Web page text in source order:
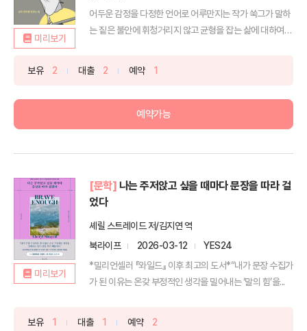
미리보기
어두운 감정을 다정한 언어로 어루만지는 작가 쑥그가 말하
는 짙은 불안에 휘청거리지 않고 균형을 잡는 삶에 대하여
보유 2 대출 2 예약 1
예약가능
미리보기
[문학] 나는 주저앉고 싶을 때마다 문장을 따라 걸
었다
셰릴 스트레이드 저/김지연 역
북라이프
2026-03-12
YES24
*밀리언셀러 『와일드』 이후 최고의 도서*“내가 문장 수집가
가 된 이유는 온갖 부정적인 생각을 밀어내는 ‘말의 힘’을...
보유 1 대출 1 예약 2